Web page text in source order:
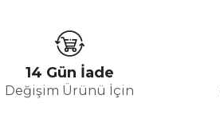
14 Gün İade
Değişim Ürünü İçin